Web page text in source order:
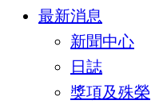
最新消息
新聞中心
日誌
獎項及殊榮